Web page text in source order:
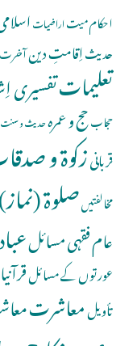
احکام میتاراضیات
حدیثاِقامتِ دینآخرت
تعلیماتتفسیری
حجابحج و عمرہحدیث و سنت
قربانیزکوۃ و
مخالفتیںصلوة (نماز)
عام فقہی مسائل
عورتوں کے مسائل
تأویلمعاشرت